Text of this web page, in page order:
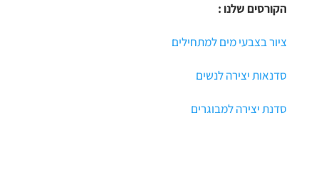
הקורסים שלנו :
ציור בצבעי מים למתחילים
סדנאות יצירה לנשים
סדנת יצירה למבוגרים